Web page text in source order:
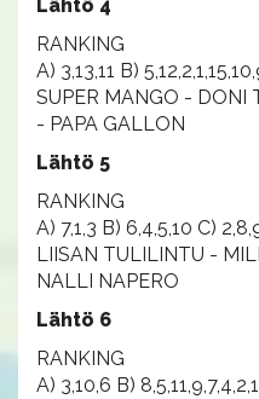
Lähtö 4
RANKING
A) 3,13,11 B)
SUPER MANGO - DONI
- PAPA GALLON
Lähtö 5
RANKING
A) 7,1,3 B) 6,4,5,10 C)
LIISAN TULILINTU -
NALLI NAPERO
Lähtö 6
RANKING
A) 3,10,6 B)